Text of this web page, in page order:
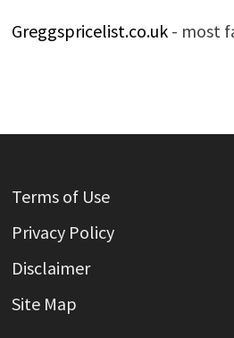
Greggspricelist.co.uk- most
Terms of Use
Privacy Policy
Disclaimer
Site Map